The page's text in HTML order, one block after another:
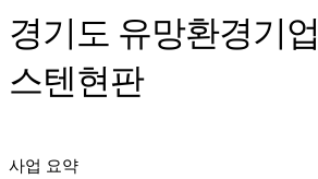
경기도 유망환경기업
스텐현판
사업 요약